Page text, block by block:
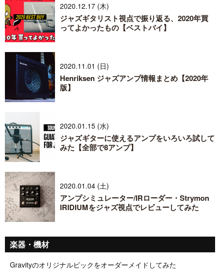
2020.12.17 (木)
ジャズギタリスト視点で振り返る、2020年買
ってよかったもの【ベストバイ】
2020.11.01 (日)
Henriksen ジャズアンプ情報まとめ【2020年
版】
2020.01.15 (水)
ジャズギターに使えるアンプをいろいろ試して
みた【全部で8アンプ】
2020.01.04 (土)
アンプシミュレーター/IRローダー・Strymon
IRIDIUMをジャズ視点でレビューしてみた
楽器・機材
Gravityのオリジナルピックをオーダーメイドしてみた